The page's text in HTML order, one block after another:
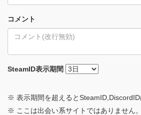
コメント
SteamID表示期間
※ 表示期間を超えるとSteamID,DiscordID
※ ここは出会い系サイトではありません